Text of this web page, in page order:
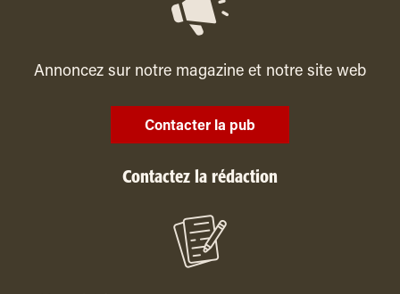
Annoncez sur notre magazine et notre site web
Contacter la pub
Contactez la rédaction